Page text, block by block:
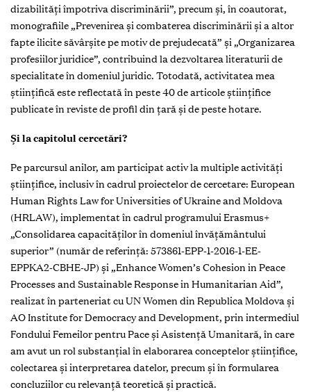
dizabilități împotriva discriminării”, precum și, în coautorat,
monografiile „Prevenirea și combaterea discriminării și a altor
fapte ilicite săvârșite pe motiv de prejudecată” și „Organizarea
profesiilor juridice”, contribuind la dezvoltarea literaturii de
specialitate în domeniul juridic. Totodată, activitatea mea
științifică este reflectată în peste 40 de articole științifice
publicate în reviste de profil din țară și de peste hotare.
Și la capitolul cercetări?
Pe parcursul anilor, am participat activ la multiple activități
științifice, inclusiv în cadrul proiectelor de cercetare: European
Human Rights Law for Universities of Ukraine and Moldova
(HRLAW), implementat în cadrul programului Erasmus+
„Consolidarea capacităților în domeniul învățământului
superior” (număr de referință: 573861-EPP-1-2016-1-EE-
EPPKA2-CBHE-JP) și „Enhance Women’s Cohesion in Peace
Processes and Sustainable Response in Humanitarian Aid”,
realizat în parteneriat cu UN Women din Republica Moldova și
AO Institute for Democracy and Development, prin intermediul
Fondului Femeilor pentru Pace și Asistență Umanitară, în care
am avut un rol substanțial în elaborarea conceptelor științifice,
colectarea și interpretarea datelor, precum și în formularea
concluziilor cu relevanță teoretică și practică.